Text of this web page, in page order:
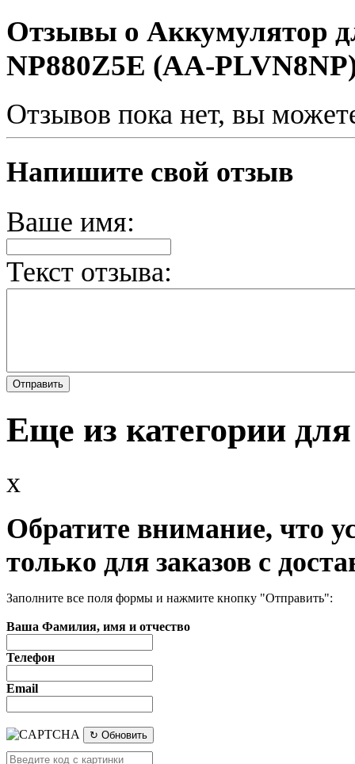
Отзывы о Аккумулятор
NP880Z5E (AA-
Отзывов пока нет, вы
Напишите свой отзыв
Ваше имя:
Текст отзыва:
Еще из категории
x
Обратите внимание, что
только для заказов с
Заполните все поля формы и нажмите кнопку "Отправить":
Ваша Фамилия, имя и отчество
Телефон
Email
↻ Обновить